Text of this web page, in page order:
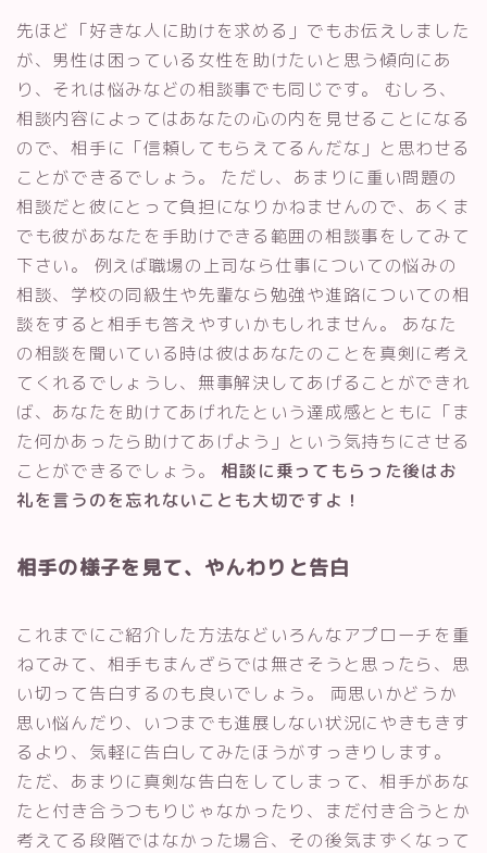
先ほど「好きな人に助けを求める」でもお伝えしました
が、男性は困っている女性を助けたいと思う傾向にあ
り、それは悩みなどの相談事でも同じです。 むしろ、
相談内容によってはあなたの心の内を見せることになる
ので、相手に「信頼してもらえてるんだな」と思わせる
ことができるでしょう。 ただし、あまりに重い問題の
相談だと彼にとって負担になりかねませんので、あくま
でも彼があなたを手助けできる範囲の相談事をしてみて
下さい。 例えば職場の上司なら仕事についての悩みの
相談、学校の同級生や先輩なら勉強や進路についての相
談をすると相手も答えやすいかもしれません。 あなた
の相談を聞いている時は彼はあなたのことを真剣に考え
てくれるでしょうし、無事解決してあげることができれ
ば、あなたを助けてあげれたという達成感とともに「ま
た何かあったら助けてあげよう」という気持ちにさせる
ことができるでしょう。 相談に乗ってもらった後はお
礼を言うのを忘れないことも大切ですよ！
相手の様子を見て、やんわりと告白
これまでにご紹介した方法などいろんなアプローチを重
ねてみて、相手もまんざらでは無さそうと思ったら、思
い切って告白するのも良いでしょう。 両思いかどうか
思い悩んだり、いつまでも進展しない状況にやきもきす
るより、気軽に告白してみたほうがすっきりします。
ただ、あまりに真剣な告白をしてしまって、相手があな
たと付き合うつもりじゃなかったり、まだ付き合うとか
考えてる段階ではなかった場合、その後気まずくなって